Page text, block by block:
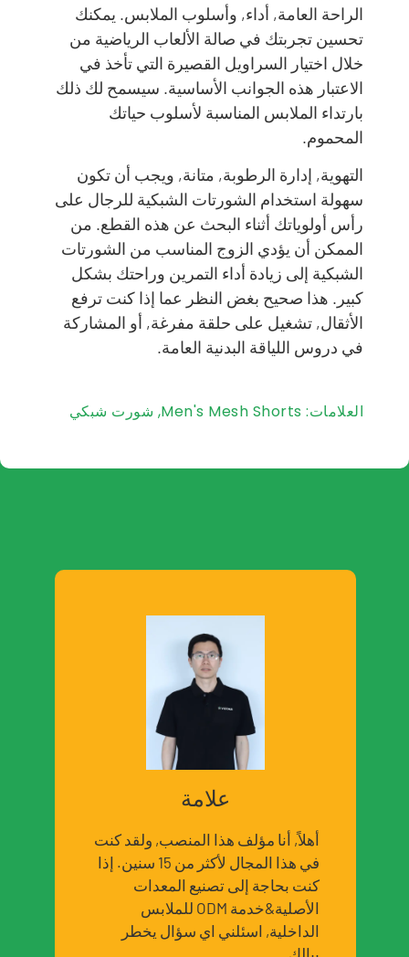
الراحة العامة, أداء, وأسلوب الملابس. يمكنك
تحسين تجربتك في صالة الألعاب الرياضية من
خلال اختيار السراويل القصيرة التي تأخذ في
الاعتبار هذه الجوانب الأساسية. سيسمح لك ذلك
بارتداء الملابس المناسبة لأسلوب حياتك
المحموم.
التهوية, إدارة الرطوبة, متانة, ويجب أن تكون
سهولة استخدام الشورتات الشبكية للرجال على
رأس أولوياتك أثناء البحث عن هذه القطع. من
الممكن أن يؤدي الزوج المناسب من الشورتات
الشبكية إلى زيادة أداء التمرين وراحتك بشكل
كبير. هذا صحيح بغض النظر عما إذا كنت ترفع
الأثقال, تشغيل على حلقة مفرغة, أو المشاركة
في دروس اللياقة البدنية العامة.
العلامات: Men's Mesh Shorts
, شورت شبكي
علامة
أهلاً, أنا مؤلف هذا المنصب, ولقد كنت
في هذا المجال لأكثر من 15 سنين. إذا
كنت بحاجة إلى تصنيع المعدات
الأصلية&خدمة ODM للملابس
الداخلية, اسئلني اي سؤال يخطر
ببالك.